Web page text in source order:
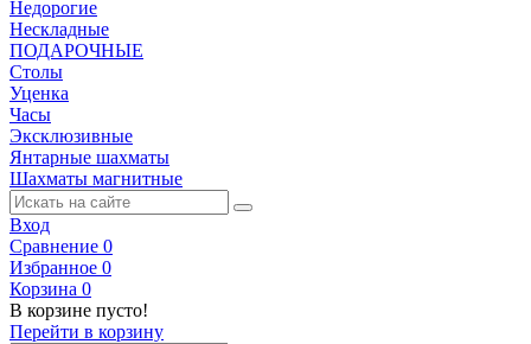
Недорогие
Нескладные
ПОДАРОЧНЫЕ
Столы
Уценка
Часы
Эксклюзивные
Янтарные шахматы
Шахматы магнитные
Вход
Сравнение 0
Избранное 0
Корзина 0
В корзине пусто!
Перейти в корзину